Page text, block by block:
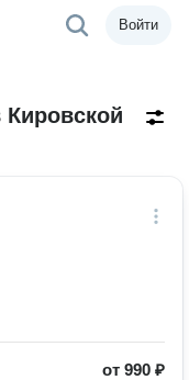
Войти
Кировской
от 990 ₽